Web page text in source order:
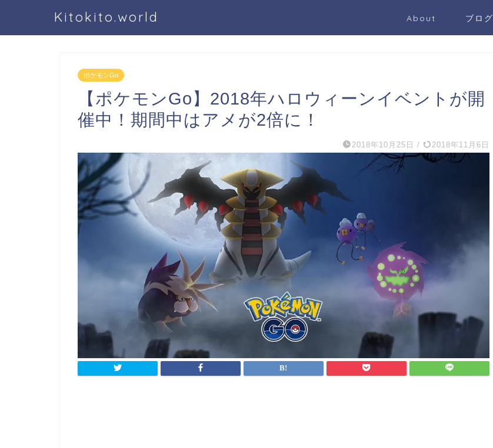
Kitokito.world About ブログ
ポケモンGo
【ポケモンGo】2018年ハロウィーンイベントが開
催中！期間中はアメが2倍に！
2018年10月25日 / 2018年11月6日